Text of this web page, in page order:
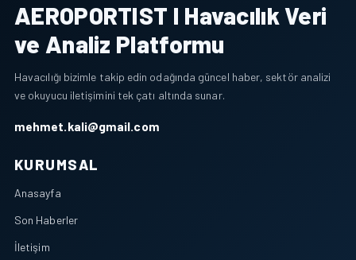
AEROPORTIST I Havacılık Veri
ve Analiz Platformu
Havacılığı bizimle takip edin odağında güncel haber, sektör analizi
ve okuyucu iletişimini tek çatı altında sunar.
mehmet.kali@gmail.com
KURUMSAL
Anasayfa
Son Haberler
İletişim